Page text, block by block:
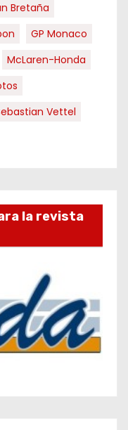
Bretaña
GP Monaco
McLaren-Honda
Vettel
la revista